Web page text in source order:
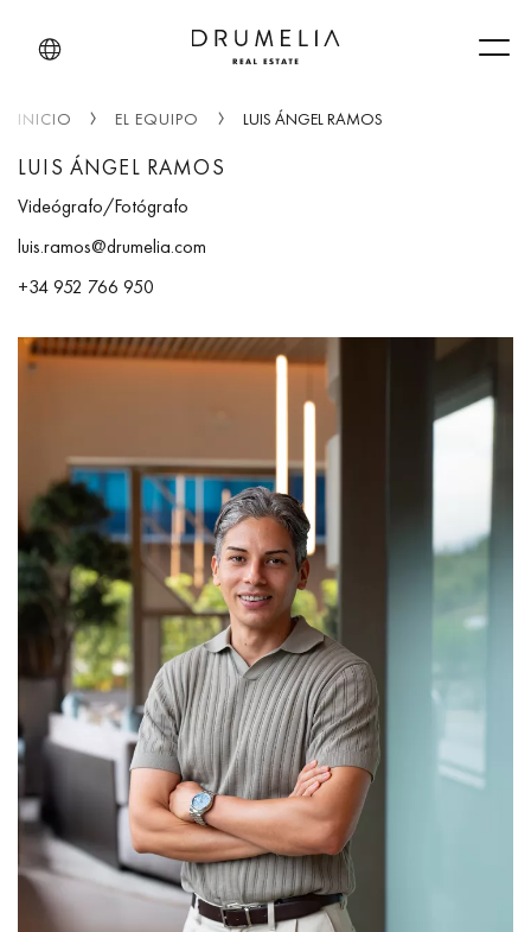
INICIO EL EQUIPO LUIS ÁNGEL RAMOS
LUIS ÁNGEL RAMOS
Videógrafo/Fotógrafo
luis.ramos@drumelia.com
+34 952 766 950